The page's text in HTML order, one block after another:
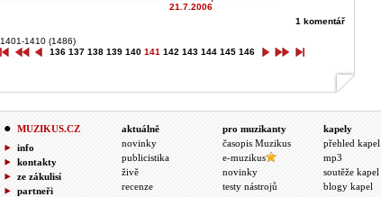
21.7.2006
1 komentář
1401-1410 (1486)
136 137 138 139 140 141 142 143 144 145 146
MUZIKUS.CZ
info
kontakty
ze zákulisí
partneři
aktuálně
novinky
publicistika
živě
recenze
pro muzikanty
časopis Muzikus
e-muzikus
novinky
testy nástrojů
kapely
přehled kapel
mp3
soutěže kapel
blogy kapel